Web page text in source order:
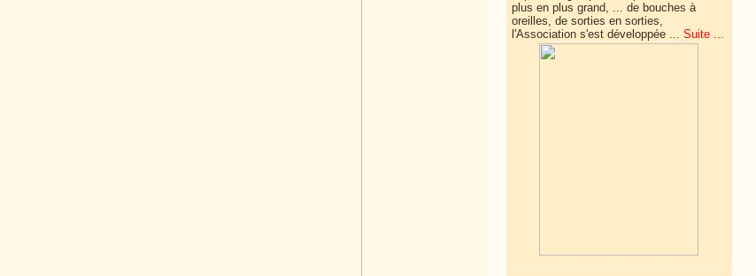
plus en plus grand, ... de bouches à
oreilles, de sorties en sorties,
l'Association s'est développée ...Suite ...